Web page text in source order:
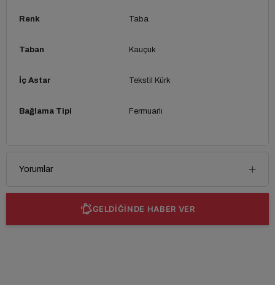
Renk Taba
Taban Kauçuk
İç Astar Tekstil Kürk
Bağlama Tipi Fermuarlı
Yorumlar
GELDİĞİNDE HABER VER